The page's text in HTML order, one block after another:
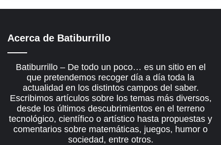
Acerca de Batiburrillo
Batiburrillo – De todo un poco… es un sitio en el
que pretendemos recoger día a día toda la
actualidad en los distintos campos del saber.
Escribimos artículos sobre los temas más diversos,
desde los últimos descubrimientos en el terreno
tecnológico, científico o artístico hasta propuestas y
comentarios sobre matemáticas, juegos, humor o
sociedad, entre otros.